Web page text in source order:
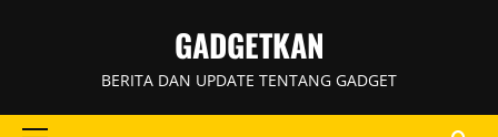
GADGETKAN
BERITA DAN UPDATE TENTANG GADGET